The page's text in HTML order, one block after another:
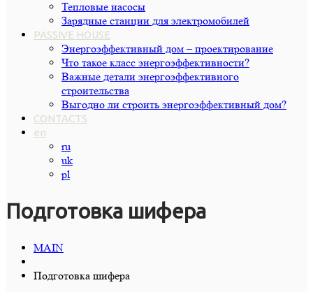
Тепловые насосы
Зарядные станции для электромобилей
PASSIVE HOUSE
Энергоэффективный дом – проектирование
Что такое класс энергоэффективности?
Важные детали энергоэффективного
строительства
Выгодно ли строить энергоэффективный дом?
CONTACTS
en
ru
uk
pl
Подготовка шифера
MAIN
Подготовка шифера